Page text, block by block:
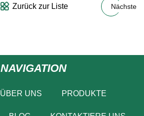
Zurück zur Liste Nächste
NAVIGATION
ÜBER UNS PRODUKTE